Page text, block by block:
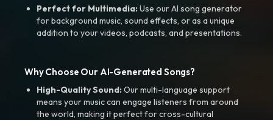
Perfect for Multimedia:Use our AI song generator
for background music, sound effects, or as a unique
addition to your videos, podcasts, and presentations.
Why Choose Our AI-Generated Songs?
High-Quality Sound:Our multi-language support
means your music can engage listeners from around
the world, making it perfect for cross-cultural